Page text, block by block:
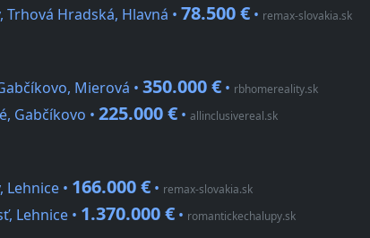
Trhová Hradská, Hlavná • 78.500 € • remax-slovakia.sk
Mierová • 350.000 € • rbhomereality.sk
Gabčíkovo • 225.000 € • allinclusivereal.sk
Lehnice • 166.000 € • remax-slovakia.sk
Lehnice • 1.370.000 € • romantickechalupy.sk